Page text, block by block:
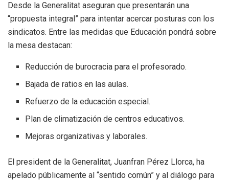
Desde la Generalitat aseguran que presentarán una
“propuesta integral” para intentar acercar posturas con los
sindicatos. Entre las medidas que Educación pondrá sobre
la mesa destacan:
Reducción de burocracia para el profesorado.
Bajada de ratios en las aulas.
Refuerzo de la educación especial.
Plan de climatización de centros educativos.
Mejoras organizativas y laborales.
El president de la Generalitat, Juanfran Pérez Llorca, ha
apelado públicamente al “sentido común” y al diálogo para